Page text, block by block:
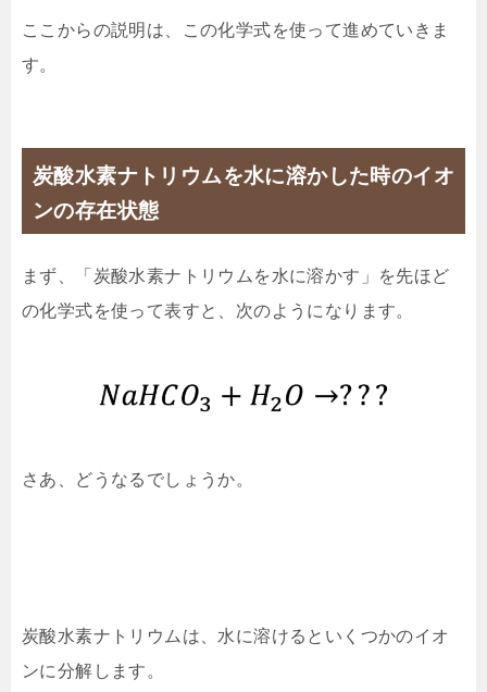
ここからの説明は、この化学式を使って進めていきま
す。
炭酸水素ナトリウムを水に溶かした時のイオ
ンの存在状態
まず、「炭酸水素ナトリウムを水に溶かす」を先ほど
の化学式を使って表すと、次のようになります。
さあ、どうなるでしょうか。
炭酸水素ナトリウムは、水に溶けるといくつかのイオ
ンに分解します。